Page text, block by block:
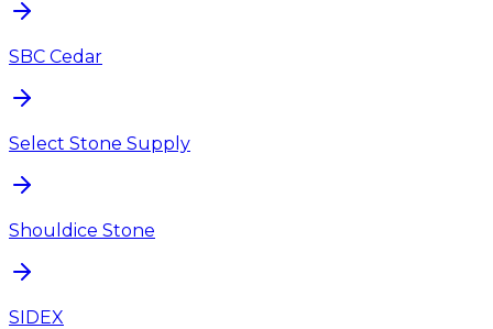
SBC Cedar
Select Stone Supply
Shouldice Stone
SIDEX